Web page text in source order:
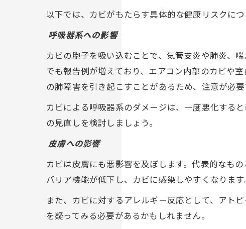
以下では、カビがもたらす具体的な健康リスクにつ
呼吸器系への影響
カビの胞子を吸い込むことで、気管支炎や肺炎、
でも報告例が増えており、エアコン内部のカビや
の肺障害を引き起こすことがあるため、注意が必要
カビによる呼吸器系のダメージは、一度悪化する
の見直しを検討しましょう。
皮膚への影響
カビは皮膚にも悪影響を及ぼします。代表的なも
バリア機能が低下し、カビに感染しやすくなります
また、カビに対するアレルギー反応として、アト
を疑ってみる必要があるかもしれません。